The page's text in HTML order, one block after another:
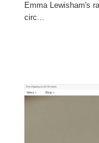
Emma Lewisham's
circ...